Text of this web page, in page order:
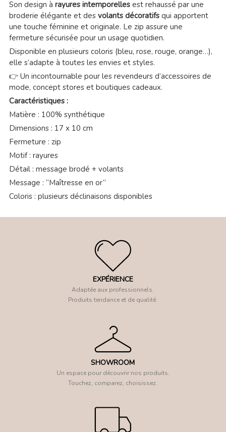
Son design à rayures intemporellesest rehaussé par une
broderie élégante et des volants décoratifsqui apportent
une touche féminine et originale. Le zip assure une
fermeture sécurisée pour un usage quotidien.
Disponible en plusieurs coloris (bleu, rose, rouge, orange…),
elle s’adapte à toutes les envies et styles.
👉 Un incontournable pour les revendeurs d’accessoires de
mode, concept stores et boutiques cadeaux.
Caractéristiques :
Matière : 100% synthétique
Dimensions : 17 x 10 cm
Fermeture : zip
Motif : rayures
Détail : message brodé + volants
Message : “Maîtresse en or”
Coloris : plusieurs déclinaisons disponibles
EXPÉRIENCE
Adaptée aux professionnels.
Produits tendance et de qualité.
SHOWROOM
Un espace pour découvrir nos produits.
Touchez, comparez, choisissez.